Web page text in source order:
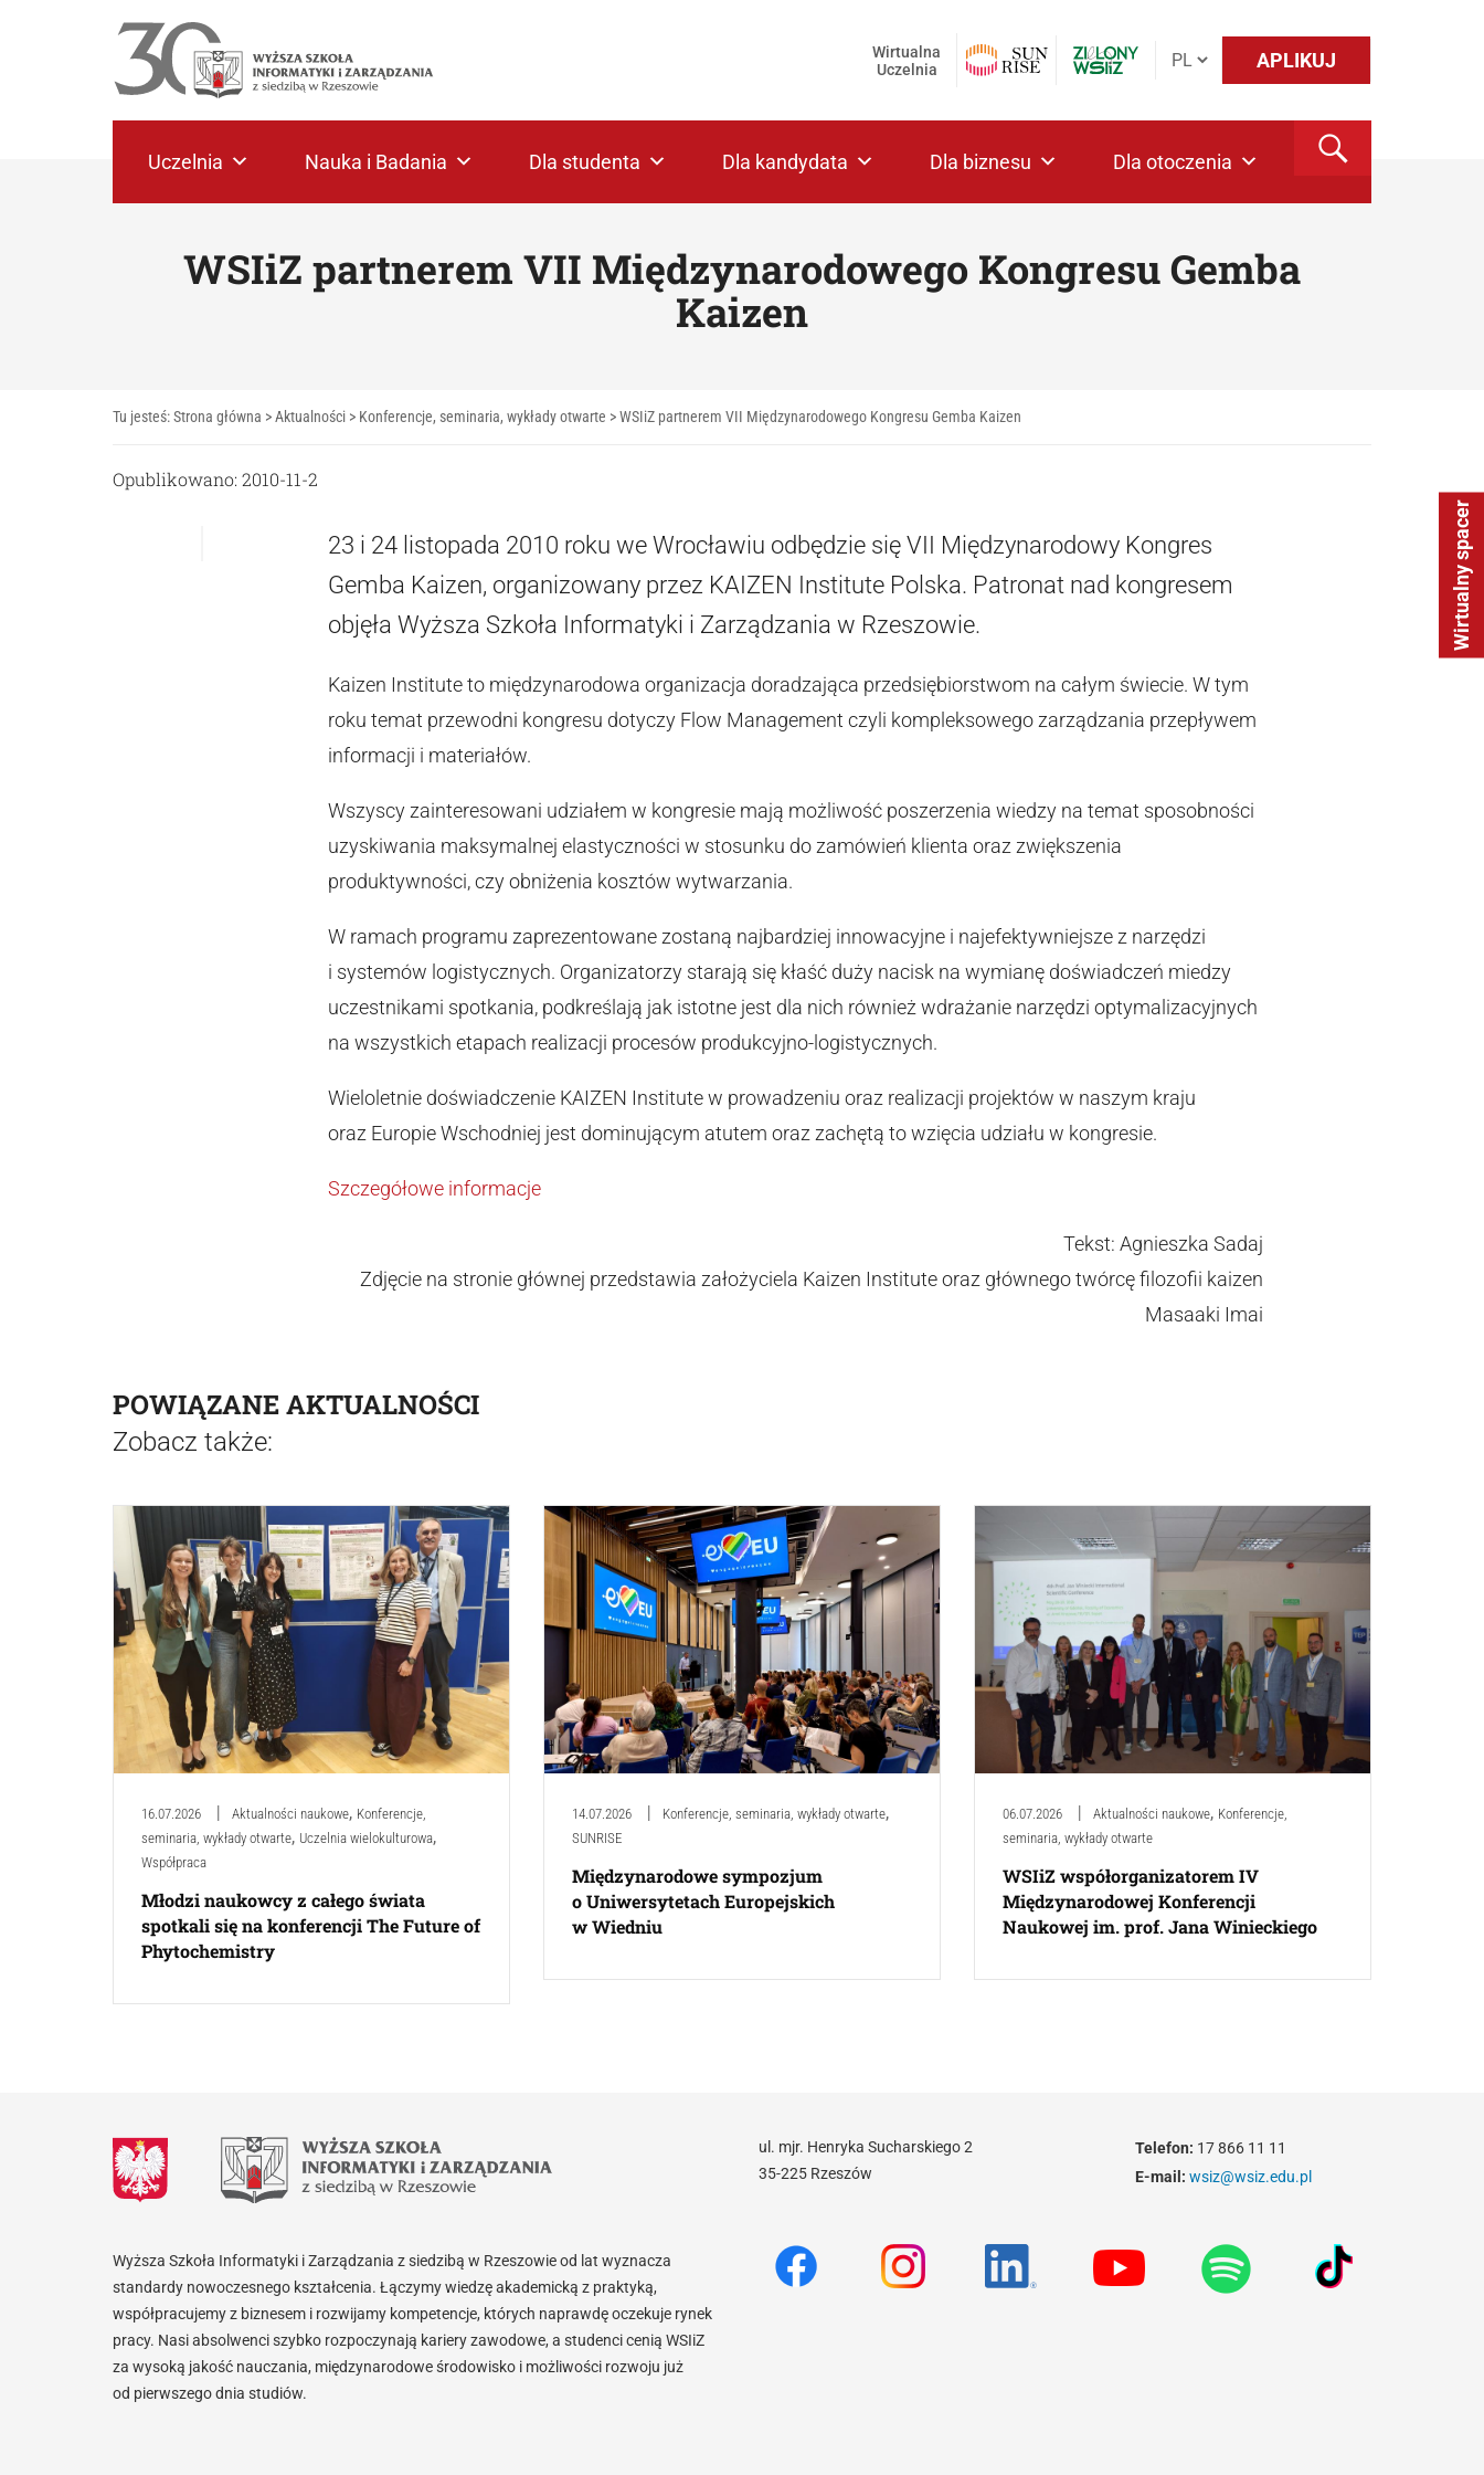
Wirtualny spacer
APLIKUJ
Wirtualna
Uczelnia
Uczelnia Nauka i Badania Dla studenta Dla kandydata Dla biznesu Dla otoczenia
WSIiZ partnerem VII Międzynarodowego Kongresu Gemba
Kaizen
Tu jesteś:Strona główna >Aktualności > Konferencje, seminaria, wykłady otwarte >WSIiZ partnerem VII Międzynarodowego Kongresu Gemba Kaizen
Opublikowano: 2010-11-2
23 i 24 listopada 2010 roku we Wrocławiu odbędzie się VII Międzynarodowy Kongres
Gemba Kaizen, organizowany przez KAIZEN Institute Polska. Patronat nad kongresem
objęła Wyższa Szkoła Informatyki i Zarządzania w Rzeszowie.
Kaizen Institute to międzynarodowa organizacja doradzająca przedsiębiorstwom na całym świecie. W tym
roku temat przewodni kongresu dotyczy Flow Management czyli kompleksowego zarządzania przepływem
informacji i materiałów.
Wszyscy zainteresowani udziałem w kongresie mają możliwość poszerzenia wiedzy na temat sposobności
uzyskiwania maksymalnej elastyczności w stosunku do zamówień klienta oraz zwiększenia
produktywności, czy obniżenia kosztów wytwarzania.
W ramach programu zaprezentowane zostaną najbardziej innowacyjne i najefektywniejsze z narzędzi
i systemów logistycznych. Organizatorzy starają się kłaść duży nacisk na wymianę doświadczeń miedzy
uczestnikami spotkania, podkreślają jak istotne jest dla nich również wdrażanie narzędzi optymalizacyjnych
na wszystkich etapach realizacji procesów produkcyjno-logistycznych.
Wieloletnie doświadczenie KAIZEN Institute w prowadzeniu oraz realizacji projektów w naszym kraju
oraz Europie Wschodniej jest dominującym atutem oraz zachętą to wzięcia udziału w kongresie.
Szczegółowe informacje
Tekst: Agnieszka Sadaj
Zdjęcie na stronie głównej przedstawia założyciela Kaizen Institute oraz głównego twórcę filozofii kaizen
Masaaki Imai
POWIĄZANE AKTUALNOŚCI
Zobacz także:
16.07.2026 Aktualności naukowe, Konferencje,
seminaria, wykłady otwarte, Uczelnia wielokulturowa,
Współpraca
Młodzi naukowcy z całego świata
spotkali się na konferencji The Future of
Phytochemistry
14.07.2026 Konferencje, seminaria, wykłady otwarte,
SUNRISE
Międzynarodowe sympozjum
o Uniwersytetach Europejskich
w Wiedniu
06.07.2026 Aktualności naukowe, Konferencje,
seminaria, wykłady otwarte
WSIiZ współorganizatorem IV
Międzynarodowej Konferencji
Naukowej im. prof. Jana Winieckiego
Wyższa Szkoła Informatyki i Zarządzania z siedzibą w Rzeszowie od lat wyznacza
standardy nowoczesnego kształcenia. Łączymy wiedzę akademicką z praktyką,
współpracujemy z biznesem i rozwijamy kompetencje, których naprawdę oczekuje rynek
pracy. Nasi absolwenci szybko rozpoczynają kariery zawodowe, a studenci cenią WSIiZ
za wysoką jakość nauczania, międzynarodowe środowisko i możliwości rozwoju już
od pierwszego dnia studiów.
ul. mjr. Henryka Sucharskiego 2
35-225 Rzeszów
Telefon: 17 866 11 11
E-mail: wsiz@wsiz.edu.pl